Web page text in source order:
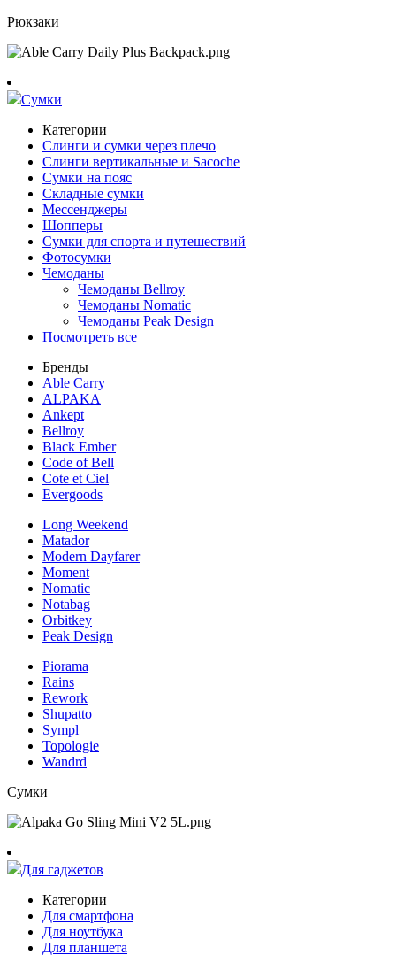
Рюкзаки
Сумки
Категории
Слинги и сумки через плечо
Слинги вертикальные и Sacoche
Сумки на пояс
Складные сумки
Мессенджеры
Шопперы
Сумки для спорта и путешествий
Фотосумки
Чемоданы
Чемоданы Bellroy
Чемоданы Nomatic
Чемоданы Peak Design
Посмотреть все
Бренды
Able Carry
ALPAKA
Ankept
Bellroy
Black Ember
Code of Bell
Cote et Ciel
Evergoods
Long Weekend
Matador
Modern Dayfarer
Moment
Nomatic
Notabag
Orbitkey
Peak Design
Piorama
Rains
Rework
Shupatto
Sympl
Topologie
Wandrd
Сумки
Для гаджетов
Категории
Для смартфона
Для ноутбука
Для планшета